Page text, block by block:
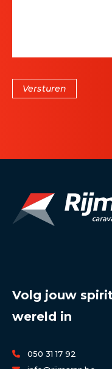
Versturen
Volg jouw
wereld in
050 31 17 92